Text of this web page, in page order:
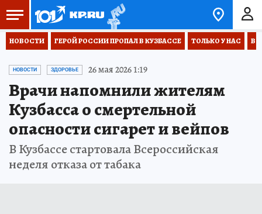
НОВОСТИ ГЕРОЙ РОССИИ ПРОПАЛ В КУЗБАССЕ ТОЛЬКО У НАС
НОВОСТИ ЗДОРОВЬЕ 26 мая 2026 1:19
Врачи напомнили жителям
Кузбасса о смертельной
опасности сигарет и вейпов
В Кузбассе стартовала Всероссийская
неделя отказа от табака